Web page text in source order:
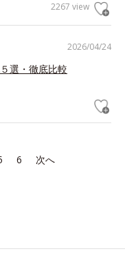
2267 view
2026/04/24
選・徹底比較
6 次へ